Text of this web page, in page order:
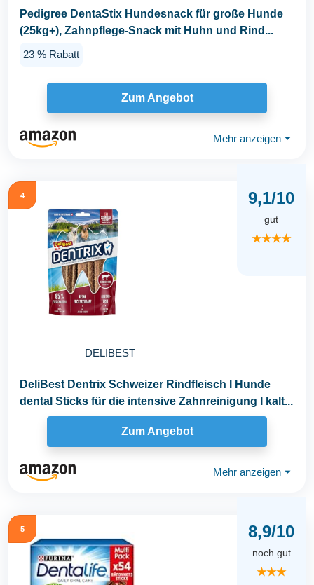
Pedigree DentaStix Hundesnack für große Hunde
(25kg+), Zahnpflege-Snack mit Huhn und Rind...
23 % Rabatt
Zum Angebot
Mehr anzeigen ⏷
4
DELIBEST
9,1/10
gut
★★★★
DeliBest Dentrix Schweizer Rindfleisch I Hunde
dental Sticks für die intensive Zahnreinigung I kalt...
Zum Angebot
Mehr anzeigen ⏷
5 8,9/10
noch gut
★★★